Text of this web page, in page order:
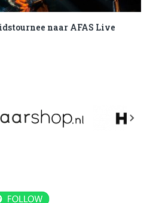
naar AFAS Live